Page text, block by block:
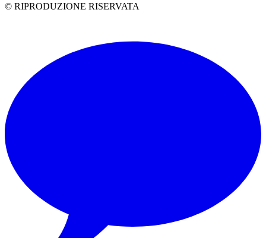
© RIPRODUZIONE RISERVATA